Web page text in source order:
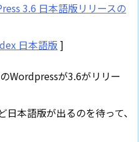
3.6 日本語版リリースの
日本語版]
Wordpressが3.6がリリー
本語版が出るのを待って、